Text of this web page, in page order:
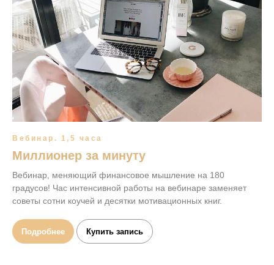
Вебинар. 1,5 часа
Миллионер за минуту
Вебинар, меняющий финансовое мышление на 180
градусов! Час интенсивной работы на вебинаре заменяет
советы сотни коучей и десятки мотивационных книг.
Подробнее Купить запись